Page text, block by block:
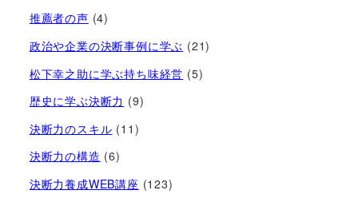
推薦者の声 (4)
政治や企業の決断事例に学ぶ (21)
松下幸之助に学ぶ持ち味経営 (5)
歴史に学ぶ決断力 (9)
決断力のスキル (11)
決断力の構造 (6)
決断力養成WEB講座 (123)